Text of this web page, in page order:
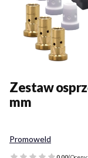
Promoweld
Zestaw
mm